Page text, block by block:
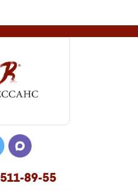
511-89-55